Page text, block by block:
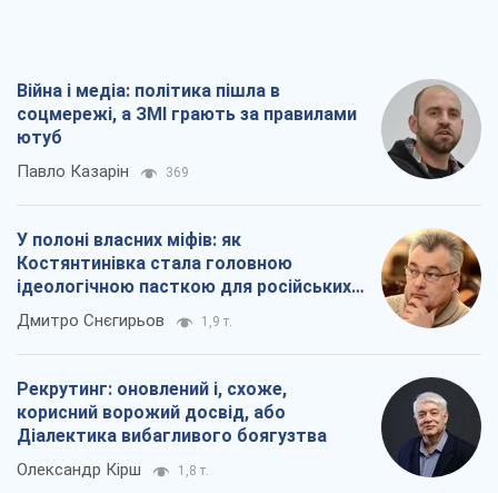
Війна і медіа: політика пішла в
соцмережі, а ЗМІ грають за правилами
ютуб
Павло Казарін 369
У полоні власних міфів: як
Костянтинівка стала головною
ідеологічною пасткою для російських
окупантів
Дмитро Снєгирьов 1,9 т.
Рекрутинг: оновлений і, схоже,
корисний ворожий досвід, або
Діалектика вибагливого боягузтва
Олександр Кірш 1,8 т.